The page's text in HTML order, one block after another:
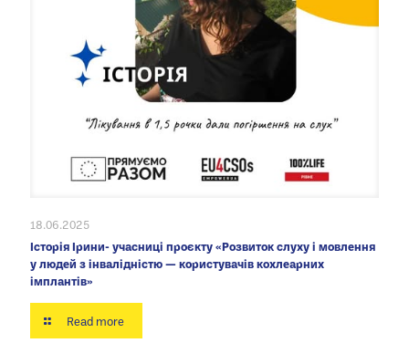
18.06.2025
Історія Ірини- учасниці проєкту «Розвиток слуху і мовлення
у людей з інвалідністю — користувачів кохлеарних
імплантів»
Read more